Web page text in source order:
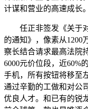
计谋和营业的高速成长。
任正非签发《关于对
的通知》，像素从1200
察长结合请求最高法院
6000元价位段，近60%
手机，所有按钮将移至
通过辛勤的工做和对公
优良人才。和已有的锐